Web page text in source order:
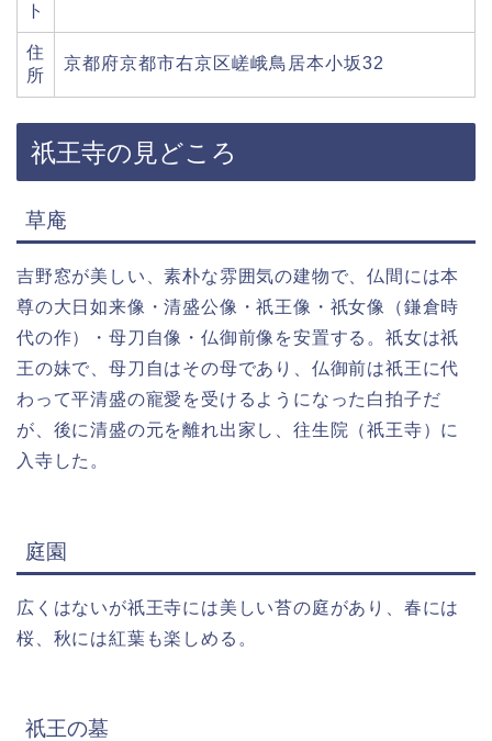
ト
住
所
京都府京都市右京区嵯峨鳥居本小坂32
祇王寺の見どころ
草庵
吉野窓が美しい、素朴な雰囲気の建物で、仏間には本
尊の大日如来像・清盛公像・祇王像・祇女像（鎌倉時
代の作）・母刀自像・仏御前像を安置する。祇女は祇
王の妹で、母刀自はその母であり、仏御前は祇王に代
わって平清盛の寵愛を受けるようになった白拍子だ
が、後に清盛の元を離れ出家し、往生院（祇王寺）に
入寺した。
庭園
広くはないが祇王寺には美しい苔の庭があり、春には
桜、秋には紅葉も楽しめる。
祇王の墓